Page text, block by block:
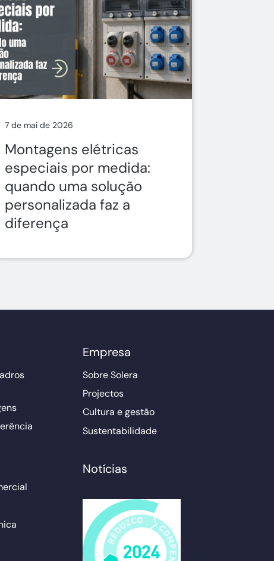
7 de mai de 2026
Montagens elétricas
especiais por medida:
quando uma solução
personalizada faz a
diferença
Empresa
Sobre Solera
Projectos
Cultura e gestão
Sustentabilidade
Notícias